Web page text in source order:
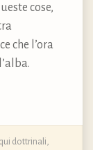
cose,
che l’ora
dottrinali